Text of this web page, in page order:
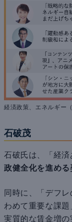
経済政策、エネルギー
石破茂
石破氏は、「経
政健全化を進める
同時に、「デフ
わめて重要な課題
実質的な賃金増の